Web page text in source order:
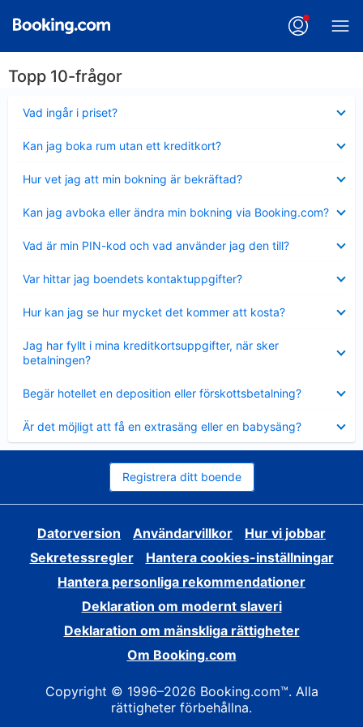
Topp 10-frågor
Vad ingår i priset?
mindre
Kan jag boka rum utan ett kreditkort?
mindre
Hur vet jag att min bokning är bekräftad?
mindre
Kan jag avboka eller ändra min bokning via Booking.com?
mindre
Vad är min PIN-kod och vad använder jag den till?
mindre
Var hittar jag boendets kontaktuppgifter?
mindre
Hur kan jag se hur mycket det kommer att kosta?
mindre
Jag har fyllt i mina kreditkortsuppgifter, när sker
betalningen?
mindre
Begär hotellet en deposition eller förskottsbetalning?
mindre
Är det möjligt att få en extrasäng eller en babysäng?
mindre
Registrera ditt boende
Datorversion Användarvillkor
Hur vi jobbar
Sekretessregler
Hantera cookies-inställningar
Hantera personliga rekommendationer
Deklaration om modernt slaveri
Deklaration om mänskliga rättigheter
Om Booking.com
Copyright © 1996–2026 Booking.com™. Alla
rättigheter förbehållna.